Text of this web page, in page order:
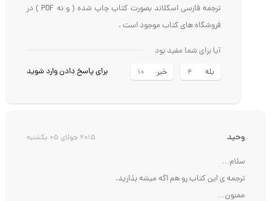
ترجمه فارسی اسکلاند بصورت کتاپ چاپ شده ( و نه PDF ) در
فروشگاه های کتاب موجود است .
آیا برای شما مفید بود
بله
4 خیر 10 برای پاسخ دادن وارد شوید
وحید 2015 جولای 05 یکشنبه
سلام…
ترجمه ی این کتاب رو هم اگه میشه بذارید.
ممنون…